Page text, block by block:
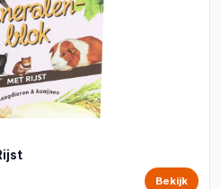
Bekijk